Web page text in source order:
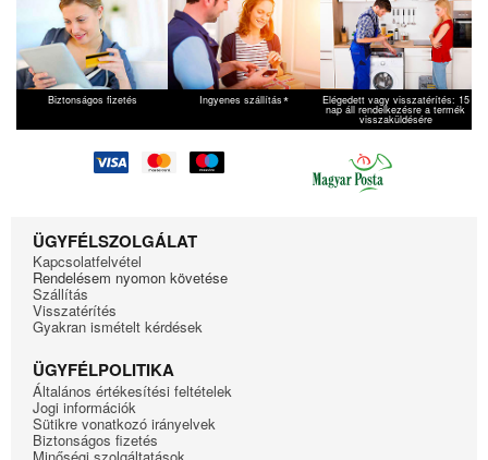
Biztonságos fizetés Ingyenes szállítás* Elégedett vagy visszatérítés: 15
nap áll rendelkezésre a termék
visszaküldésére
ÜGYFÉLSZOLGÁLAT
Kapcsolatfelvétel
Rendelésem nyomon követése
Szállítás
Visszatérítés
Gyakran ismételt kérdések
ÜGYFÉLPOLITIKA
Általános értékesítési feltételek
Jogi információk
Sütikre vonatkozó irányelvek
Biztonságos fizetés